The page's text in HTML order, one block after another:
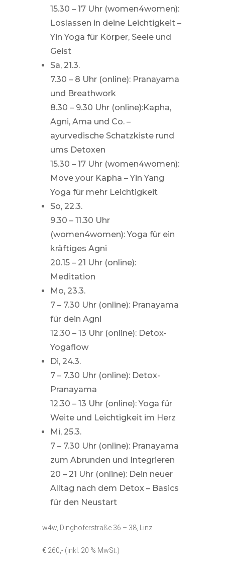
15.30 – 17 Uhr (women4women):
Loslassen in deine Leichtigkeit –
Yin Yoga für Körper, Seele und
Geist
Sa, 21.3.
7.30 – 8 Uhr (online): Pranayama
und Breathwork
8.30 – 9.30 Uhr (online):Kapha,
Agni, Ama und Co. –
ayurvedische Schatzkiste rund
ums Detoxen
15.30 – 17 Uhr (women4women):
Move your Kapha – Yin Yang
Yoga für mehr Leichtigkeit
So, 22.3.
9.30 – 11.30 Uhr
(women4women): Yoga für ein
kräftiges Agni
20.15 – 21 Uhr (online):
Meditation
Mo, 23.3.
7 – 7.30 Uhr (online): Pranayama
für dein Agni
12.30 – 13 Uhr (online): Detox-
Yogaflow
Di, 24.3.
7 – 7.30 Uhr (online): Detox-
Pranayama
12.30 – 13 Uhr (online): Yoga für
Weite und Leichtigkeit im Herz
Mi, 25.3.
7 – 7.30 Uhr (online): Pranayama
zum Abrunden und Integrieren
20 – 21 Uhr (online): Dein neuer
Alltag nach dem Detox – Basics
für den Neustart
w4w, Dinghoferstraße 36 – 38, Linz
€ 260,- (inkl. 20 % MwSt.)